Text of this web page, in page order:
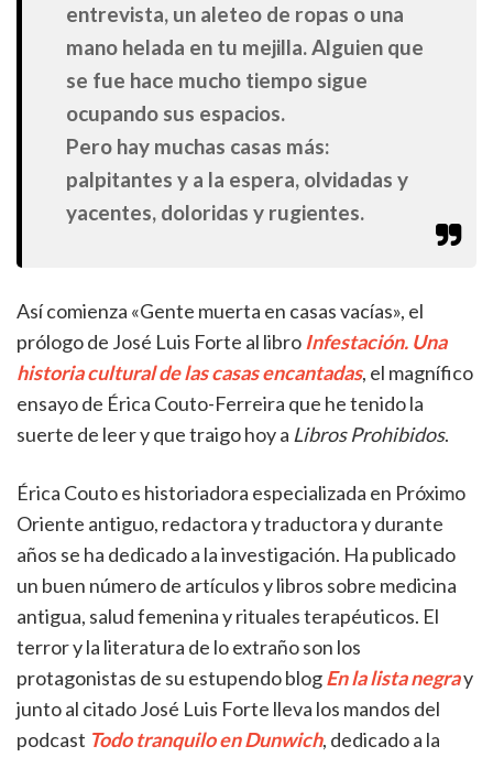
entrevista, un aleteo de ropas o una
mano helada en tu mejilla. Alguien que
se fue hace mucho tiempo sigue
ocupando sus espacios.
Pero hay muchas casas más:
palpitantes y a la espera, olvidadas y
yacentes, doloridas y rugientes.
Así comienza «Gente muerta en casas vacías», el
prólogo de José Luis Forte al libro Infestación. Una
historia cultural de las casas encantadas, el magnífico
ensayo de Érica Couto-Ferreira que he tenido la
suerte de leer y que traigo hoy a Libros Prohibidos.
Érica Couto es historiadora especializada en Próximo
Oriente antiguo, redactora y traductora y durante
años se ha dedicado a la investigación. Ha publicado
un buen número de artículos y libros sobre medicina
antigua, salud femenina y rituales terapéuticos. El
terror y la literatura de lo extraño son los
protagonistas de su estupendo blogEn la lista negray
junto al citado José Luis Forte lleva los mandos del
podcast Todo tranquilo en Dunwich, dedicado a la